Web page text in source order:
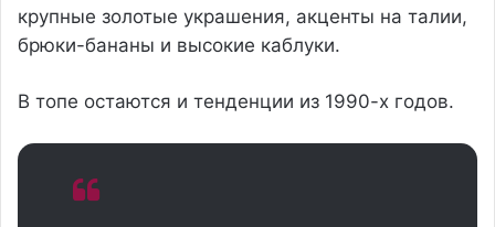
крупные золотые украшения, акценты на талии,
брюки-бананы и высокие каблуки.
В топе остаются и тенденции из 1990-х годов.